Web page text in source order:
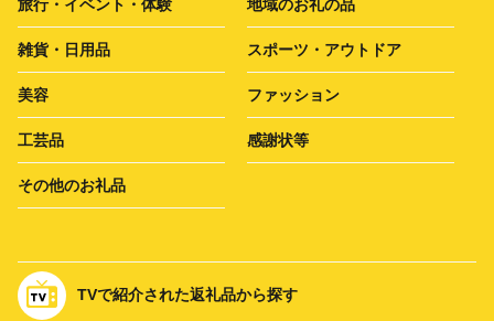
旅行・イベント・体験 地域のお礼の品
雑貨・日用品 スポーツ・アウトドア
美容 ファッション
工芸品 感謝状等
その他のお礼品
TVで紹介された返礼品から探す